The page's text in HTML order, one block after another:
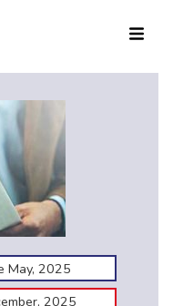
May, 2025
2025